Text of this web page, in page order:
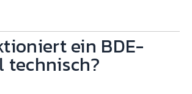
ein BDE-
technisch?